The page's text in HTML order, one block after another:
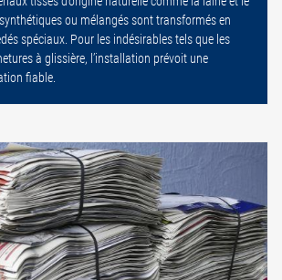
ou mélangés sont transformés en
spéciaux. Pour les indésirables tels que les
à glissière, l’installation prévoit une
fiable.